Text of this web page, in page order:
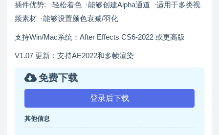
插件优势: ·轻松着色 ·能够创建Alpha通道 ·适用于多类视
频素材 ·能够设置颜色衰减/羽化
支持Win/Mac系统：After Effects CS6-2022 或更高版
V1.07 更新：支持AE2022和多帧渲染
免费下载
登录后下载
其他信息